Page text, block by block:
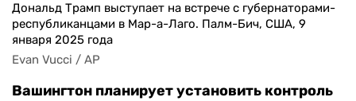
Дональд Трамп выступает на встрече с губернаторами-
республиканцами в Мар-а-Лаго. Палм-Бич, США, 9
января 2025 года
Evan Vucci / AP
Вашингтон планирует установить контроль